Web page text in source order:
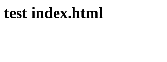
test index.html